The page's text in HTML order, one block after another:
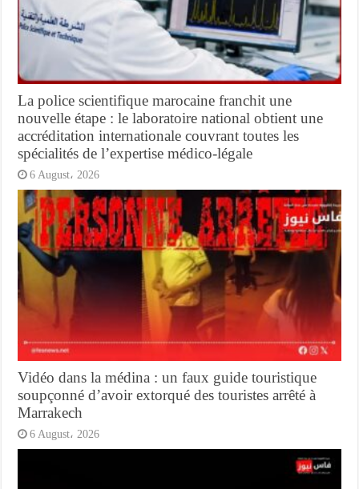
La police scientifique marocaine franchit une
nouvelle étape : le laboratoire national obtient une
accréditation internationale couvrant toutes les
spécialités de l’expertise médico-légale
6 August، 2026
Vidéo dans la médina : un faux guide touristique
soupçonné d’avoir extorqué des touristes arrêté à
Marrakech
6 August، 2026